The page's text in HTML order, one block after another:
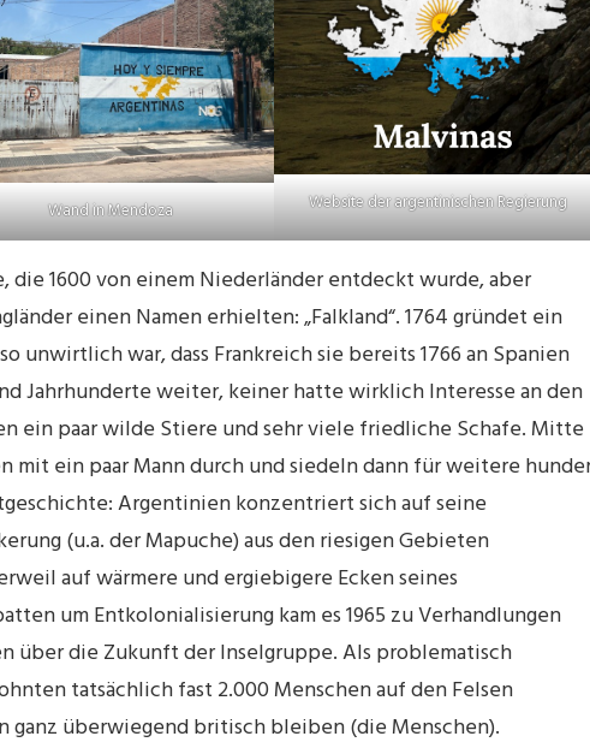
Wand in Mendoza Website der argentinischen Regierung
1600 von einem Niederländer entdeckt wurde, aber
einen Namen erhielten: „Falkland“. 1764 gründet ein
unwirtlich war, dass Frankreich sie bereits 1766 an Spanien
Jahrhunderte weiter, keiner hatte wirklich Interesse an den
ein paar wilde Stiere und sehr viele friedliche Schafe. Mitte
mit ein paar Mann durch und siedeln dann für weitere
Argentinien konzentriert sich auf seine
(u.a. der Mapuche) aus den riesigen Gebieten
auf wärmere und ergiebigere Ecken seines
um Entkolonialisierung kam es 1965 zu Verhandlungen
über die Zukunft der Inselgruppe. Als problematisch
tatsächlich fast 2.000 Menschen auf den Felsen
überwiegend britisch bleiben (die Menschen).